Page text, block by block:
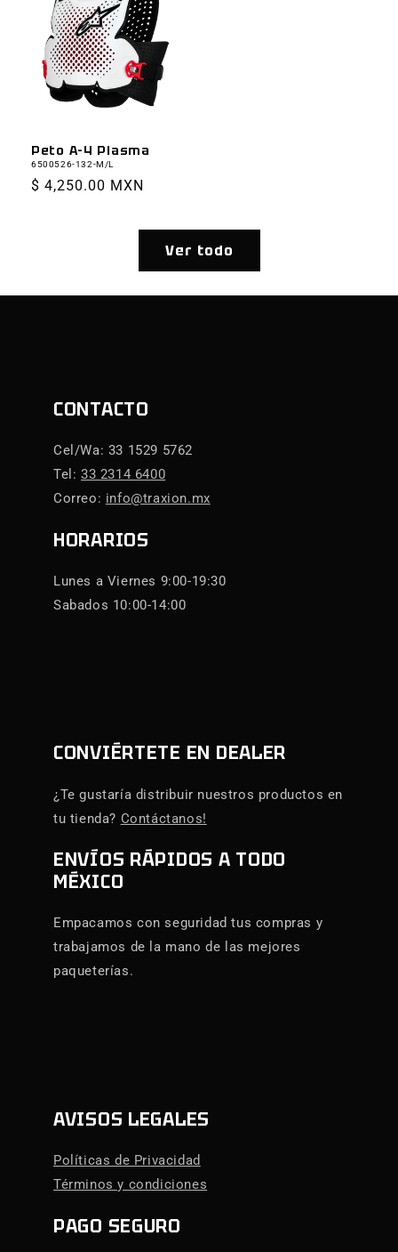
Peto A-4 Plasma
6500526-132-M/L
Precio
$ 4,250.00 MXN
Ver todo
CONTACTO
Cel/Wa: 33 1529 5762
Tel:33 2314 6400
Correo: info@traxion.mx
HORARIOS
Lunes a Viernes 9:00-19:30
Sabados 10:00-14:00
CONVIÉRTETE EN DEALER
¿Te gustaría distribuir nuestros productos en
tu tienda? Contáctanos!
ENVÍOS RÁPIDOS A TODO
MÉXICO
Empacamos con seguridad tus compras y
trabajamos de la mano de las mejores
paqueterías.
AVISOS LEGALES
Políticas de Privacidad
Términos y condiciones
PAGO SEGURO